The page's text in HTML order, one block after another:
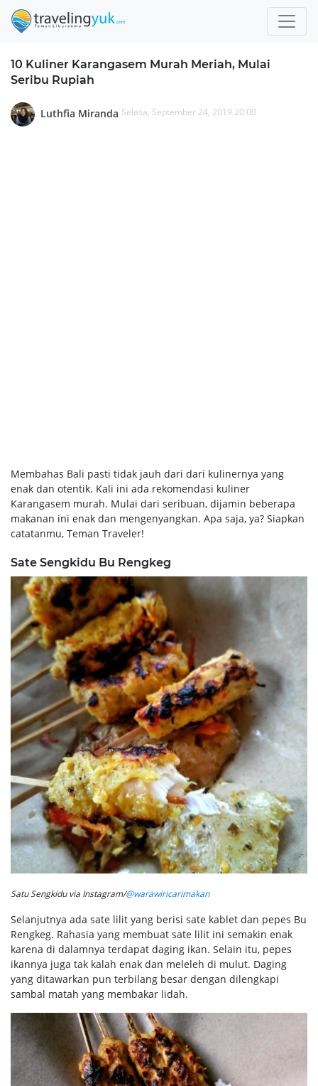
10 Kuliner Karangasem Murah Meriah, Mulai
Seribu Rupiah
Luthfia Miranda Selasa, September 24, 2019 20.00
Membahas Bali pasti tidak jauh dari dari kulinernya yang
enak dan otentik. Kali ini ada rekomendasi kuliner
Karangasem murah. Mulai dari seribuan, dijamin beberapa
makanan ini enak dan mengenyangkan. Apa saja, ya? Siapkan
catatanmu, Teman Traveler!
Sate Sengkidu Bu Rengkeg
Satu Sengkidu via Instagram/@warawiricarimakan
Selanjutnya ada sate lilit yang berisi sate kablet dan pepes Bu
Rengkeg. Rahasia yang membuat sate lilit ini semakin enak
karena di dalamnya terdapat daging ikan. Selain itu, pepes
ikannya juga tak kalah enak dan meleleh di mulut. Daging
yang ditawarkan pun terbilang besar dengan dilengkapi
sambal matah yang membakar lidah.